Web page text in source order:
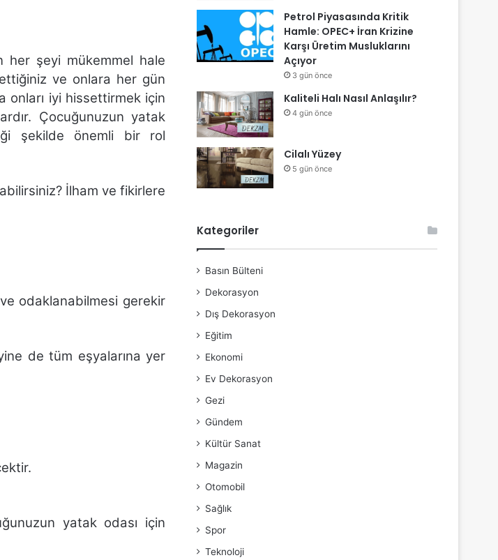
her şeyi mükemmel hale
ve onlara her gün
onları iyi hissettirmek için
Çocuğunuzun yatak
şekilde önemli bir rol
İlham ve fikirlere
odaklanabilmesi gerekir
de tüm eşyalarına yer
yatak odası için
Petrol Piyasasında Kritik
Hamle: OPEC+ İran Krizine
Karşı Üretim Musluklarını
Açıyor
3 gün önce
Kaliteli Halı Nasıl Anlaşılır?
4 gün önce
Cilalı Yüzey
5 gün önce
Kategoriler
Basın Bülteni
Dekorasyon
Dış Dekorasyon
Eğitim
Ekonomi
Ev Dekorasyon
Gezi
Gündem
Kültür Sanat
Magazin
Otomobil
Sağlık
Spor
Teknoloji